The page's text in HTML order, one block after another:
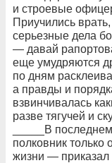
и строевые
Приучились
серьезные дела
— давай
еще умудряются
по дням
а правды и
взвинчивалась
разве тягучей и
_____В
полковник
жизни — приказал